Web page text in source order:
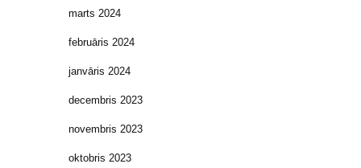
marts 2024
februāris 2024
janvāris 2024
decembris 2023
novembris 2023
oktobris 2023